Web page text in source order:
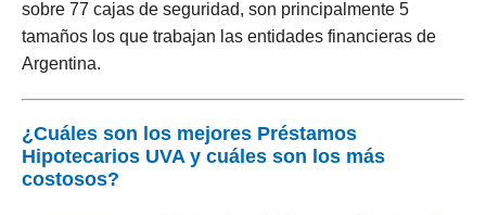
sobre 77 cajas de seguridad, son principalmente 5
tamaños los que trabajan las entidades financieras de
Argentina.
¿Cuáles son los mejores Préstamos
Hipotecarios UVA y cuáles son los más
costosos?